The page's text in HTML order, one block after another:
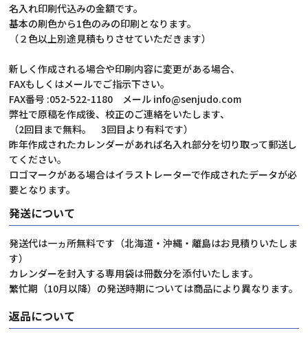
名入れ印刷代込みの金額です。
基本の刷色から1色のみの印刷となります。
（２色以上別途見積もりさせていただきます）
新しく作成される場合や印刷内容に変更がある場合、
FAXもしくはメールでご指示下さい。
FAX番号 :052-522-1180 メール info@senjudo.com
弊社で原稿を作成後、校正のご連絡をいたします、
（2回目まで無料。 3回目より有料です）
昨年作成されたカレンダーがあれば名入れ部分を切り取って郵送し
てください。
ロゴマークがある場合はイラストレーターで作成されたデータが必
要となります。
発送について
発送代は一ヵ所無料です（北海道・沖縄・離島はお見積りいたしま
す）
カレンダーを封入する専用袋は冊数分を添付いたします。
繁忙期（10月以降）の発送時期については商品により異なります。
返品について